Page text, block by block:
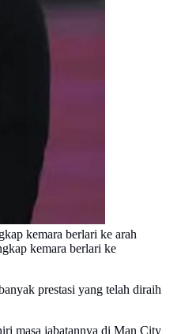
kemara berlari ke arah
kemara berlari ke
prestasi yang telah diraih
masa jabatannya di Man City